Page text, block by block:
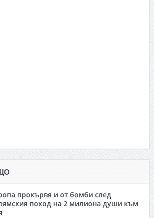
прокървя и от бомби след
поход на 2 милиона души към